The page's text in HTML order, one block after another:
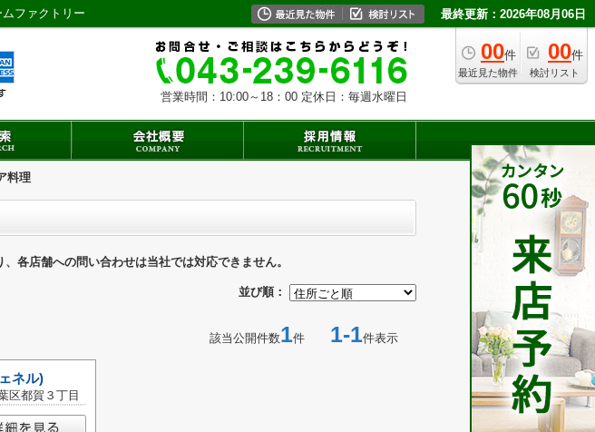
ファクトリー 最終更新：2026年08月06日
00件
最近見た物件
00件
検討リスト
営業時間：10:00～18：00 定休日：毎週水曜日
料理
各店舗への問い合わせは当社では対応できません。
並び順：
該当公開件数1件 1-1件表示
ネル)
区都賀３丁目